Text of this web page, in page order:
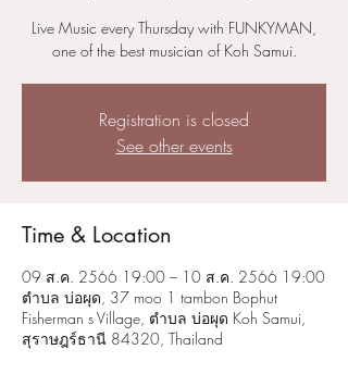
Live Music every Thursday with FUNKYMAN,
one of the best musician of Koh Samui.
Registration is closed
See other events
Time & Location
09 ส.ค. 2566 19:00 – 10 ส.ค. 2566 19:00
ตำบล บ่อผุด, 37 moo 1 tambon Bophut
Fisherman s Village, ตำบล บ่อผุด Koh Samui,
สุราษฎร์ธานี 84320, Thailand